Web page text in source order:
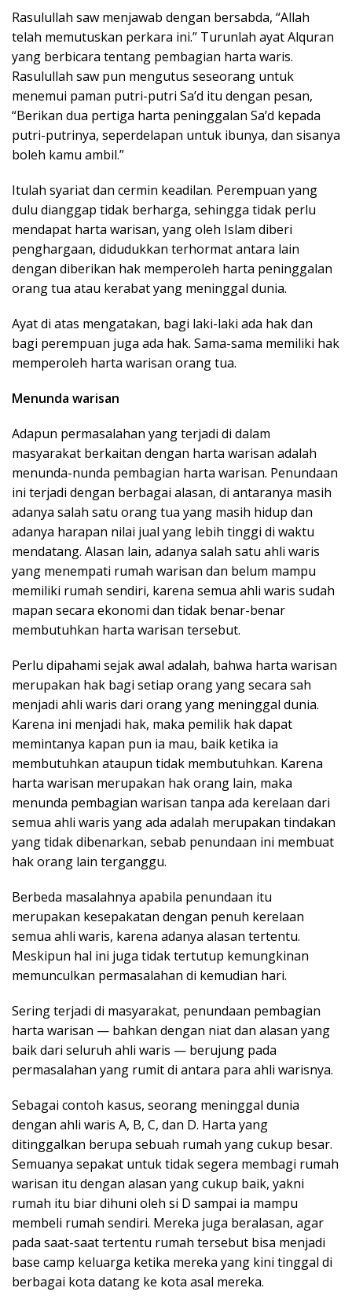
Rasulullah saw menjawab dengan bersabda, “Allah
telah memutuskan perkara ini.” Turunlah ayat Alquran
yang berbicara tentang pembagian harta waris.
Rasulullah saw pun mengutus seseorang untuk
menemui paman putri-putri Sa’d itu dengan pesan,
“Berikan dua pertiga harta peninggalan Sa’d kepada
putri-putrinya, seperdelapan untuk ibunya, dan sisanya
boleh kamu ambil.”
Itulah syariat dan cermin keadilan. Perempuan yang
dulu dianggap tidak berharga, sehingga tidak perlu
mendapat harta warisan, yang oleh Islam diberi
penghargaan, didudukkan terhormat antara lain
dengan diberikan hak memperoleh harta peninggalan
orang tua atau kerabat yang meninggal dunia.
Ayat di atas mengatakan, bagi laki-laki ada hak dan
bagi perempuan juga ada hak. Sama-sama memiliki hak
memperoleh harta warisan orang tua.
Menunda warisan
Adapun permasalahan yang terjadi di dalam
masyarakat berkaitan dengan harta warisan adalah
menunda-nunda pembagian harta warisan. Penundaan
ini terjadi dengan berbagai alasan, di antaranya masih
adanya salah satu orang tua yang masih hidup dan
adanya harapan nilai jual yang lebih tinggi di waktu
mendatang. Alasan lain, adanya salah satu ahli waris
yang menempati rumah warisan dan belum mampu
memiliki rumah sendiri, karena semua ahli waris sudah
mapan secara ekonomi dan tidak benar-benar
membutuhkan harta warisan tersebut.
Perlu dipahami sejak awal adalah, bahwa harta warisan
merupakan hak bagi setiap orang yang secara sah
menjadi ahli waris dari orang yang meninggal dunia.
Karena ini menjadi hak, maka pemilik hak dapat
memintanya kapan pun ia mau, baik ketika ia
membutuhkan ataupun tidak membutuhkan. Karena
harta warisan merupakan hak orang lain, maka
menunda pembagian warisan tanpa ada kerelaan dari
semua ahli waris yang ada adalah merupakan tindakan
yang tidak dibenarkan, sebab penundaan ini membuat
hak orang lain terganggu.
Berbeda masalahnya apabila penundaan itu
merupakan kesepakatan dengan penuh kerelaan
semua ahli waris, karena adanya alasan tertentu.
Meskipun hal ini juga tidak tertutup kemungkinan
memunculkan permasalahan di kemudian hari.
Sering terjadi di masyarakat, penundaan pembagian
harta warisan — bahkan dengan niat dan alasan yang
baik dari seluruh ahli waris — berujung pada
permasalahan yang rumit di antara para ahli warisnya.
Sebagai contoh kasus, seorang meninggal dunia
dengan ahli waris A, B, C, dan D. Harta yang
ditinggalkan berupa sebuah rumah yang cukup besar.
Semuanya sepakat untuk tidak segera membagi rumah
warisan itu dengan alasan yang cukup baik, yakni
rumah itu biar dihuni oleh si D sampai ia mampu
membeli rumah sendiri. Mereka juga beralasan, agar
pada saat-saat tertentu rumah tersebut bisa menjadi
base camp keluarga ketika mereka yang kini tinggal di
berbagai kota datang ke kota asal mereka.